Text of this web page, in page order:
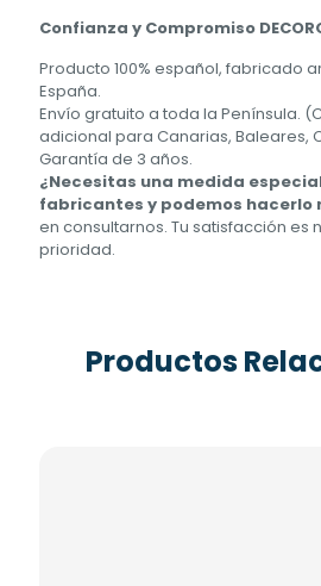
Confianza y Compromiso
Producto 100% español, fabricado
España.
Envío gratuito a toda la Península.
adicional para Canarias, Baleares,
Garantía de 3 años.
¿Necesitas una medida
fabricantes y podemos hacerlo
en consultarnos. Tu satisfacción es
prioridad.
Productos